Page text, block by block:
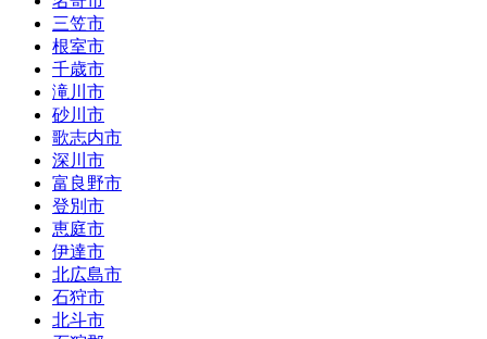
三笠市
根室市
千歳市
滝川市
砂川市
歌志内市
深川市
富良野市
登別市
恵庭市
伊達市
北広島市
石狩市
北斗市